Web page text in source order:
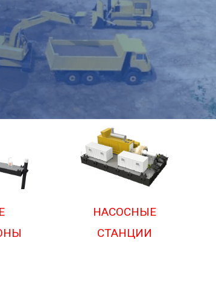
НАСОСНЫЕ
СТАНЦИИ